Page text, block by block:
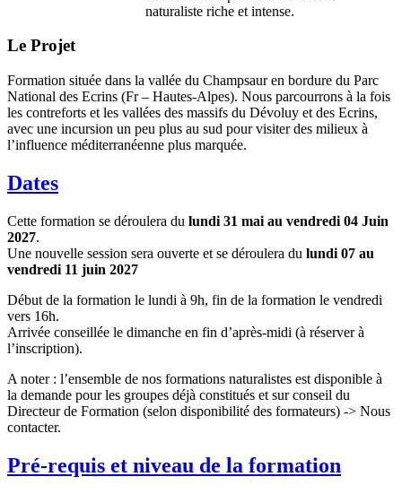
naturaliste riche et intense.
Le Projet
Formation située dans la vallée du Champsaur en bordure du Parc
National des Ecrins (Fr – Hautes-Alpes). Nous parcourrons à la fois
les contreforts et les vallées des massifs du Dévoluy et des Ecrins,
avec une incursion un peu plus au sud pour visiter des milieux à
l’influence méditerranéenne plus marquée.
Dates
Cette formation se déroulera du lundi 31 mai au vendredi 04 Juin
2027.
Une nouvelle session sera ouverte et se déroulera du lundi 07 au
vendredi 11 juin 2027
Début de la formation le lundi à 9h, fin de la formation le vendredi
vers 16h.
Arrivée conseillée le dimanche en fin d’après-midi (à réserver à
l’inscription).
A noter : l’ensemble de nos formations naturalistes est disponible à
la demande pour les groupes déjà constitués et sur conseil du
Directeur de Formation (selon disponibilité des formateurs) -> Nous
contacter.
Pré-requis et niveau de la formation